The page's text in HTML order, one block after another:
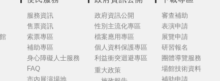
服務資訊
售票資訊
索票專區
補助專區
身心障礙人士服務
FAQ
市內展演場地
政府資訊公開
性別主流化專區
檔案應用專區
個人資料保護專區
利益衝突迴避專區
重大政策
審查補助
表演申請
展覽申請
研習報名
團體導覽服務
場館技術資料
補助申請